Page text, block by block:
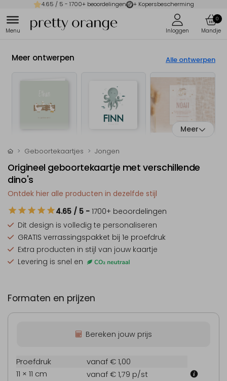
4.65 / 5 - 1700+ beoordelingen + Kopersbescherming
0
Meer ontwerpen Alle ontwerpen
Meer
Geboortekaartjes Jongen
Origineel geboortekaartje met verschillende
dino's
Ontdek hier alle producten in dezelfde stijl
4.65 / 5 - 1700+ beoordelingen
Dit design is volledig te personaliseren
GRATIS verrassingspakket bij 1e proefdruk
Extra producten in stijl van jouw kaartje
Levering is snel en
Formaten en prijzen
Bereken jouw prijs
Proefdruk
vanaf € 1,00
11 × 11 cm
vanaf € 1,79 p/st